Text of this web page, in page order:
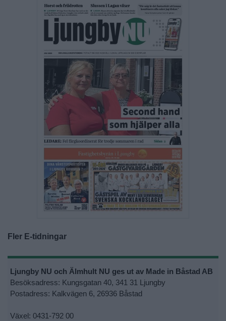
Fler E-tidningar
Ljungby NU och Älmhult NU ges ut av Made in Båstad AB
Besöksadress: Kungsgatan 40, 341 31 Ljungby
Postadress: Kalkvägen 6, 26936 Båstad
Växel: 0431-792 00